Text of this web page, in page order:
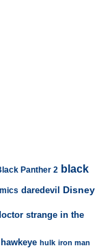
Panther 2 black
daredevil Disney
strange in the
hawkeye hulk iron man